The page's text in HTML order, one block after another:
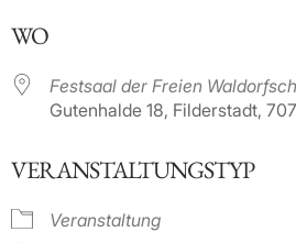
WO
Festsaal der Freien
Gutenhalde 18, Filderstadt,
VERANSTALTUNGSTYP
Veranstaltung